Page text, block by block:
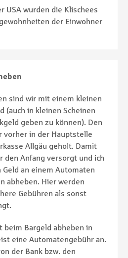
USA wurden die Klischees
der Einwohner
sind wir mit einem kleinen
(auch in kleinen Scheinen
geben zu können). Den
vorher in der Hauptstelle
Allgäu geholt. Damit
den Anfang versorgt und ich
Geld an einem Automaten
abheben. Hier werden
Gebühren als sonst
beim Bargeld abheben in
eine Automatengebühr an.
der Bank bzw. den